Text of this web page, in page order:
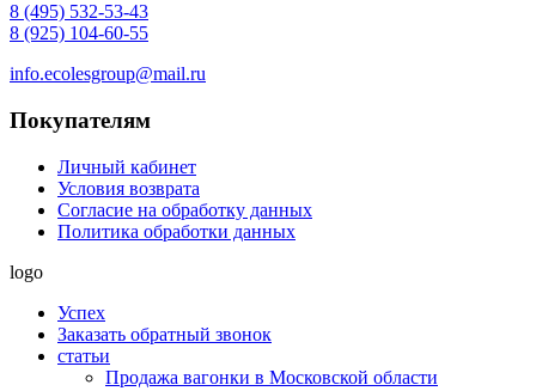
8 (495) 532-53-43
8 (925) 104-60-55
info.ecolesgroup@mail.ru
Покупателям
Личный кабинет
Условия возврата
Согласие на обработку данных
Политика обработки данных
logo
Успех
Заказать обратный звонок
статьи
Продажа вагонки в Московской области